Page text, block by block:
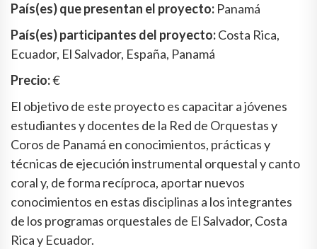
País(es) que presentan el proyecto: Panamá
País(es) participantes del proyecto:Costa Rica,
Ecuador, El Salvador, España, Panamá
Precio:€
El objetivo de este proyecto es capacitar a jóvenes
estudiantes y docentes de la Red de Orquestas y
Coros de Panamá en conocimientos, prácticas y
técnicas de ejecución instrumental orquestal y canto
coral y, de forma recíproca, aportar nuevos
conocimientos en estas disciplinas a los integrantes
de los programas orquestales de El Salvador, Costa
Rica y Ecuador.